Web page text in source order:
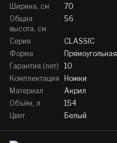
Ширина, см
70
Общая
высота, см
56
Серия
CLASSIC
Форма
Прямоугольная
Гарантия (лет)
10
Комплектация
Ножки
Материал
Акрил
Объём, л
154
Цвет
Белый